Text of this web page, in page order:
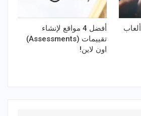
ألعاب
أفضل 4 مواقع لإنشاء
تقييمات (Assessments)
اون لاين!